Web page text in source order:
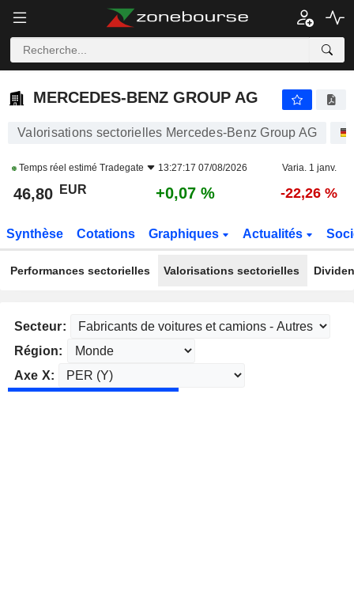
MERCEDES-BENZ GROUP AG
MERCEDES-BENZ GROUP AG
Valorisations sectorielles Mercedes-Benz Group AG
Temps réel estimé Tradegate 13:27:17 07/08/2026 Varia. 1 janv.
46,80 EUR +0,07 % -22,26 %
Synthèse Cotations Graphiques Actualités
Performances sectorielles Valorisations sectorielles
Secteur:
Région:
Axe X: